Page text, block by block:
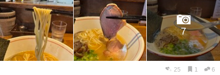
7
25 1 6